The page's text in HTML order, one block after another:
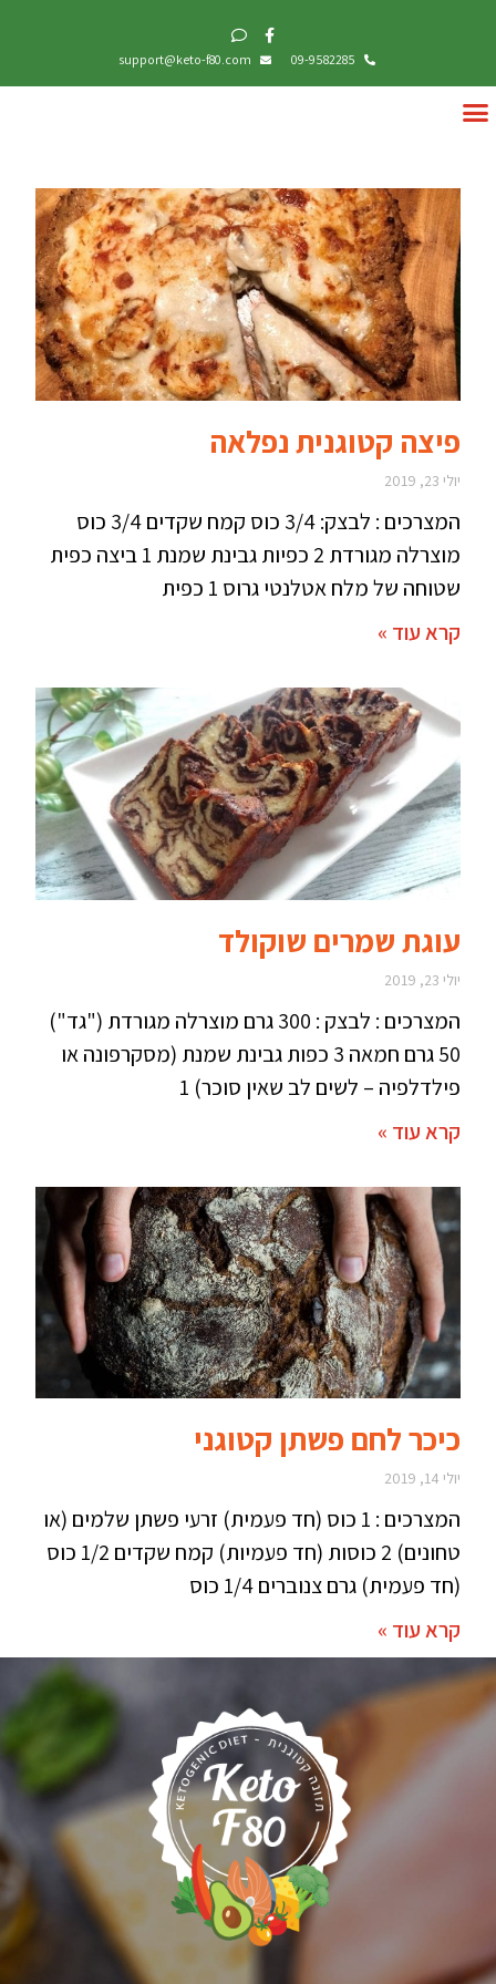
09-9582285
support@keto-f80.com
פיצה קטוגנית נפלאה
יולי 23, 2019
המצרכים : לבצק: 3/4 כוס קמח שקדים 3/4 כוס
מוצרלה מגורדת 2 כפיות גבינת שמנת 1 ביצה כפית
שטוחה של מלח אטלנטי גרוס 1 כפית
קרא עוד »
עוגת שמרים שוקולד
יולי 23, 2019
המצרכים : לבצק : 300 גרם מוצרלה מגורדת ("גד")
50 גרם חמאה 3 כפות גבינת שמנת (מסקרפונה או
פילדלפיה – לשים לב שאין סוכר) 1
קרא עוד »
כיכר לחם פשתן קטוגני
יולי 14, 2019
המצרכים : 1 כוס (חד פעמית) זרעי פשתן שלמים (או
טחונים) 2 כוסות (חד פעמיות) קמח שקדים 1/2 כוס
(חד פעמית) גרם צנוברים 1/4 כוס
קרא עוד »